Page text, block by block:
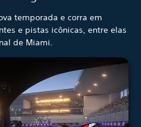
temporada e corra em
e pistas icônicas, entre elas
de Miami.